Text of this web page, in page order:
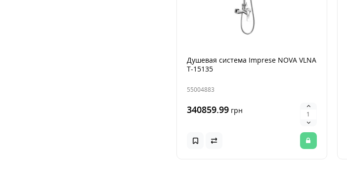
Душевая система Imprese NOVA VLNA
T-15135
55004883
340859.99 грн